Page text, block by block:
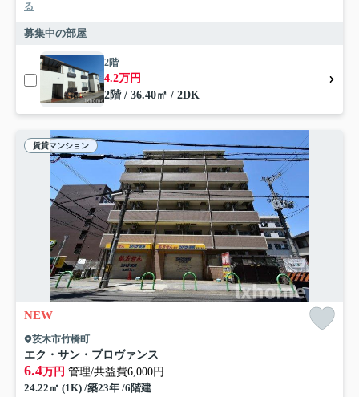
る
募集中の部屋
2階
4.2万円
2階 / 36.40㎡ / 2DK
賃貸マンション
NEW
茨木市竹橋町
エク・サン・プロヴァンス
6.4万円 管理/共益費6,000円
24.22㎡ (1K) /築23年 /6階建